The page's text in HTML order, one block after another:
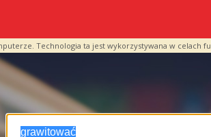
Technologia ta jest wykorzystywana w